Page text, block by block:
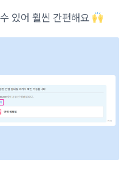
있어 훨씬 간편해요